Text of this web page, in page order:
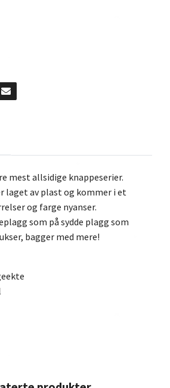
mest allsidige knappeserier.
laget av plast og kommer i et
og farge nyanser.
som på sydde plagg som
bagger med mere!